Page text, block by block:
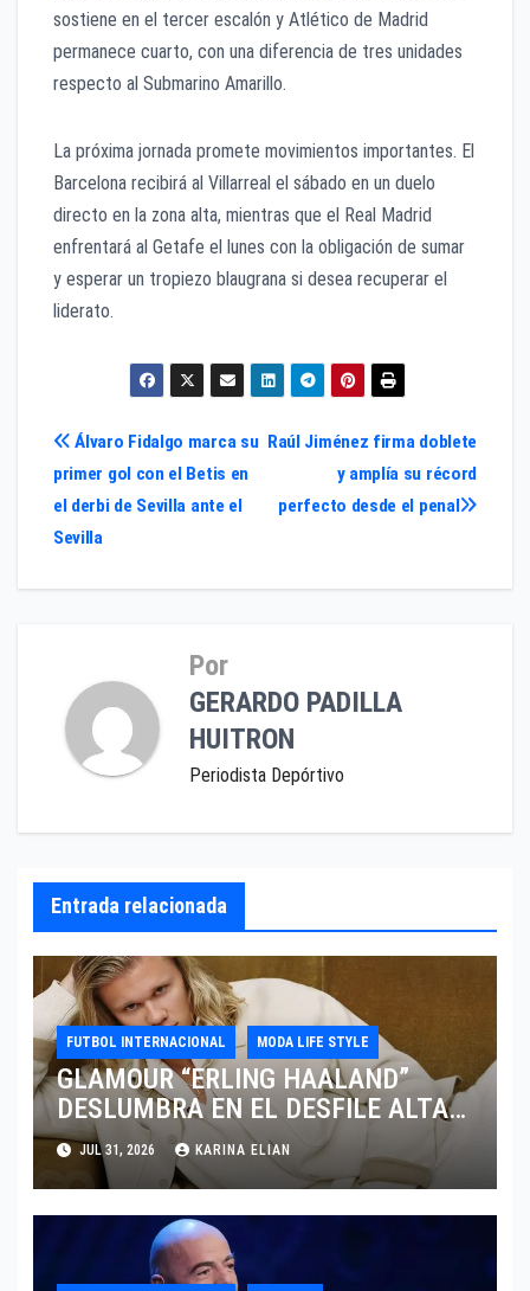
sostiene en el tercer escalón y Atlético de Madrid
permanece cuarto, con una diferencia de tres unidades
respecto al Submarino Amarillo.
La próxima jornada promete movimientos importantes. El
Barcelona recibirá al Villarreal el sábado en un duelo
directo en la zona alta, mientras que el Real Madrid
enfrentará al Getafe el lunes con la obligación de sumar
y esperar un tropiezo blaugrana si desea recuperar el
liderato.
Navegación
de
entradas
Raúl Jiménez firma doblete
y amplía su récord
perfecto desde el penal
Álvaro Fidalgo marca su
primer gol con el Betis en
el derbi de Sevilla ante el
Sevilla
Por
GERARDO PADILLA
HUITRON
Periodista Depórtivo
Entrada relacionada
FUTBOL INTERNACIONAL MODA LIFE STYLE
GLAMOUR “ERLING HAALAND”
DESLUMBRA EN EL DESFILE ALTA
SARTORIA DE DOLCE & GABBANA
TRAS EL MUNDIAL 2026
JUL 31, 2026 KARINA ELIAN